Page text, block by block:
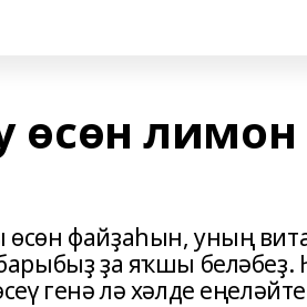
өсөн лимон
файҙаһын, уның
ҙа яҡшы беләбеҙ.
генә лә хәлде